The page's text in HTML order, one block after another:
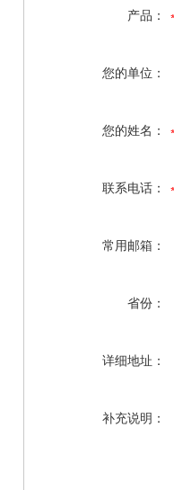
产品：
您的单位：
您的姓名：
联系电话：
常用邮箱：
省份：
详细地址：
补充说明：